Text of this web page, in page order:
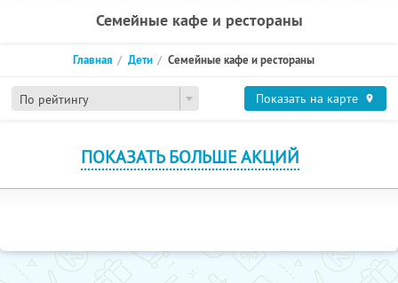
Семейные кафе и рестораны
По рейтингу
Главная Дети Семейные кафе и рестораны
Показать на карте
ПОКАЗАТЬ БОЛЬШЕ АКЦИЙ